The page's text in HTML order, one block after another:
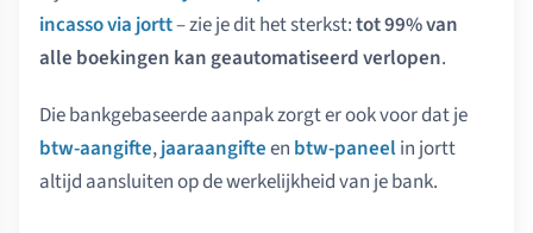
incasso via jortt– zie je dit het sterkst:tot 99% van
alle boekingen kan geautomatiseerd verlopen.
Die bankgebaseerde aanpak zorgt er ook voor dat je
btw-aangifte,jaaraangifteen btw-paneel in jortt
altijd aansluiten op de werkelijkheid van je bank.